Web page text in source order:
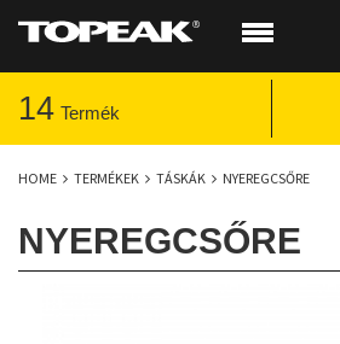
14 Termék
HOME TERMÉKEK TÁSKÁK NYEREGCSŐRE
NYEREGCSŐRE